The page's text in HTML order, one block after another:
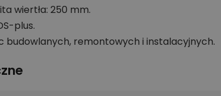
wiertła: 250 mm.
plus.
budowlanych, remontowych i instalacyjnych.